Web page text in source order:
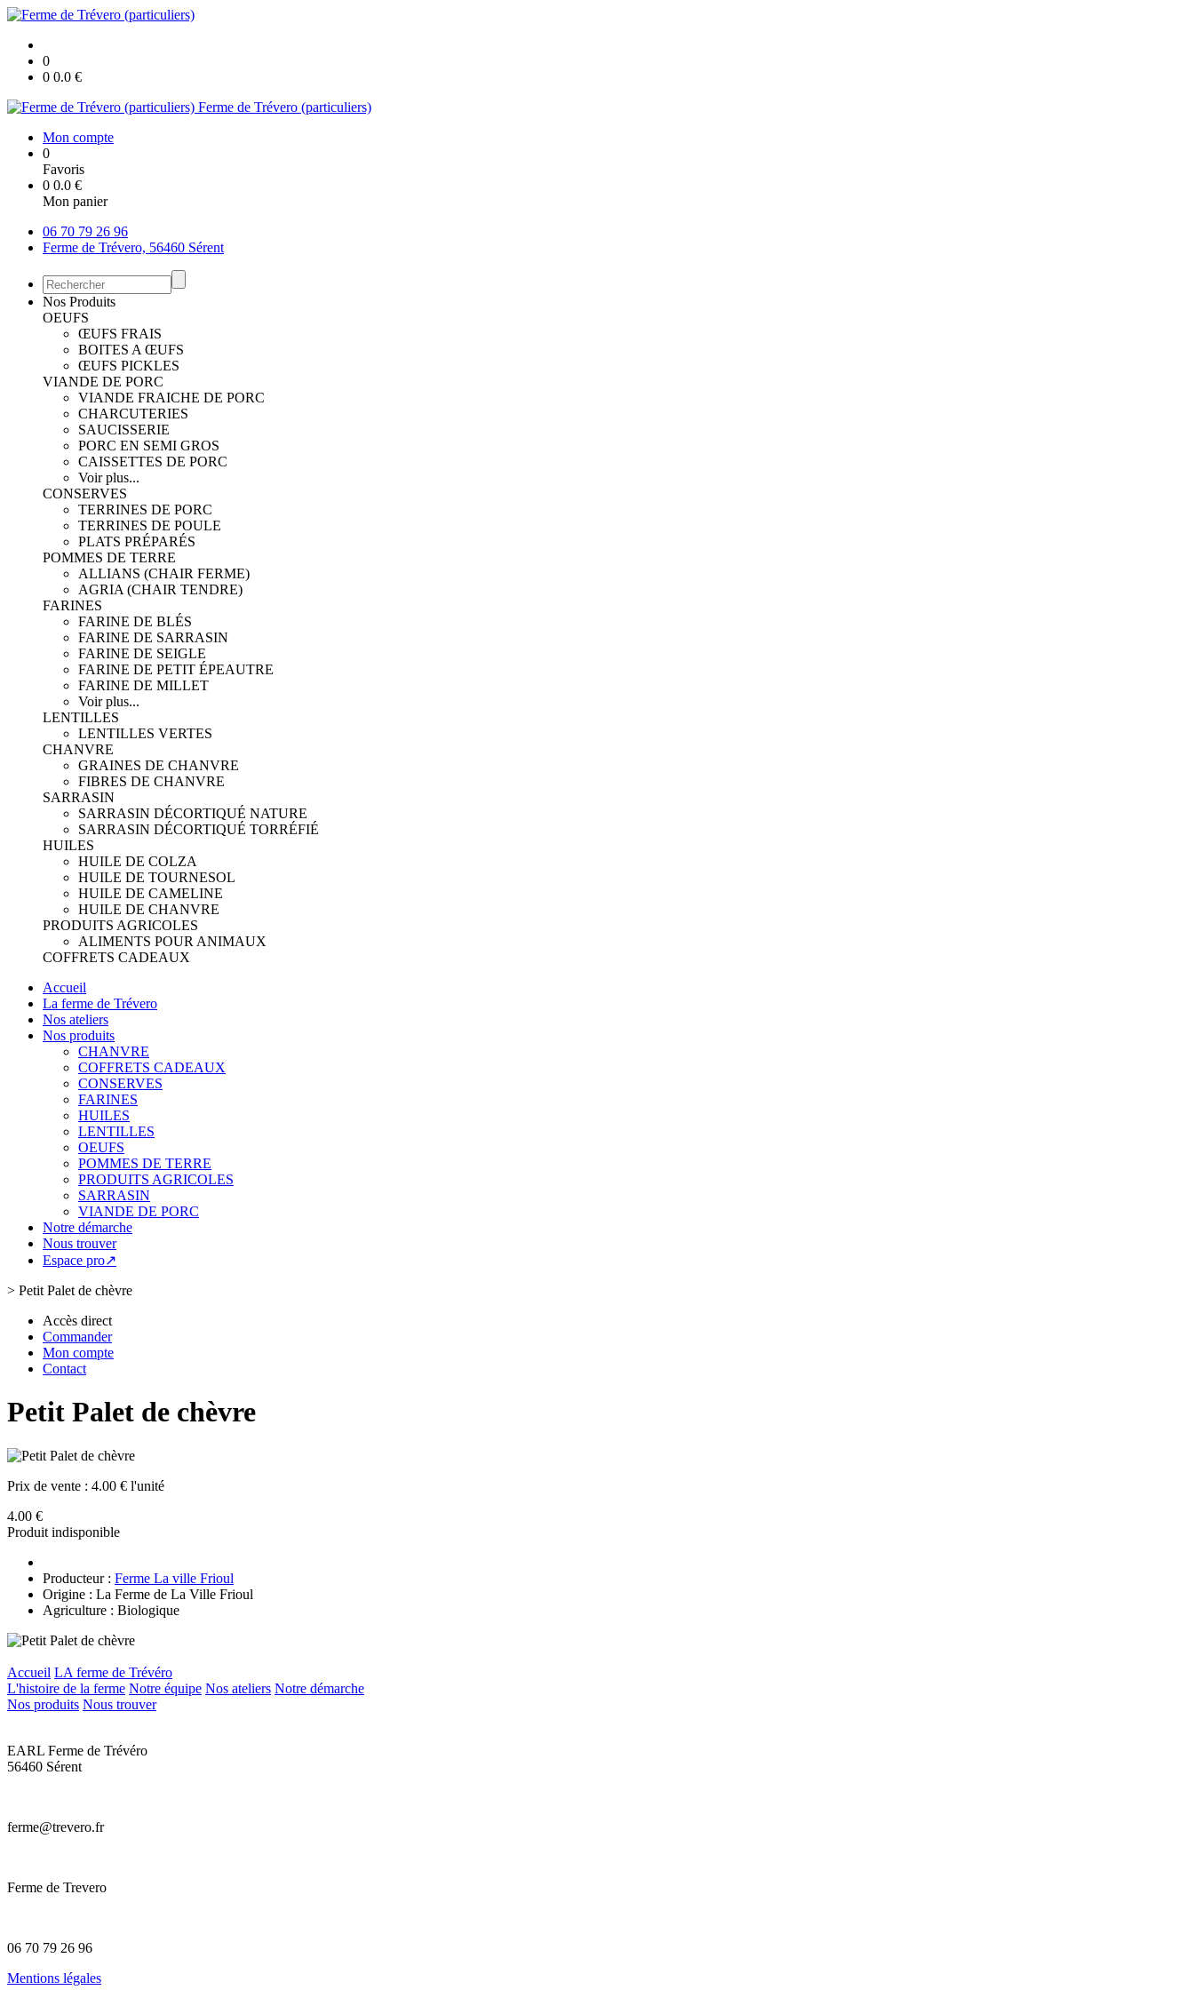
0
0 0.0 €
Ferme de Trévero (particuliers)
Mon compte
0
Favoris
0 0.0 €
Mon panier
06 70 79 26 96
Ferme de Trévero, 56460 Sérent
Nos Produits
OEUFS
ŒUFS FRAIS
BOITES A ŒUFS
ŒUFS PICKLES
VIANDE DE PORC
VIANDE FRAICHE DE PORC
CHARCUTERIES
SAUCISSERIE
PORC EN SEMI GROS
CAISSETTES DE PORC
Voir plus...
CONSERVES
TERRINES DE PORC
TERRINES DE POULE
PLATS PRÉPARÉS
POMMES DE TERRE
ALLIANS (CHAIR FERME)
AGRIA (CHAIR TENDRE)
FARINES
FARINE DE BLÉS
FARINE DE SARRASIN
FARINE DE SEIGLE
FARINE DE PETIT ÉPEAUTRE
FARINE DE MILLET
Voir plus...
LENTILLES
LENTILLES VERTES
CHANVRE
GRAINES DE CHANVRE
FIBRES DE CHANVRE
SARRASIN
SARRASIN DÉCORTIQUÉ NATURE
SARRASIN DÉCORTIQUÉ TORRÉFIÉ
HUILES
HUILE DE COLZA
HUILE DE TOURNESOL
HUILE DE CAMELINE
HUILE DE CHANVRE
PRODUITS AGRICOLES
ALIMENTS POUR ANIMAUX
COFFRETS CADEAUX
Accueil
La ferme de Trévero
Nos ateliers
Nos produits
CHANVRE
COFFRETS CADEAUX
CONSERVES
FARINES
HUILES
LENTILLES
OEUFS
POMMES DE TERRE
PRODUITS AGRICOLES
SARRASIN
VIANDE DE PORC
Notre démarche
Nous trouver
Espace pro↗
> Petit Palet de chèvre
Accès direct
Commander
Mon compte
Contact
Petit Palet de chèvre
Prix de vente : 4.00 € l'unité
4.00 €
Produit indisponible
Producteur : Ferme La ville Frioul
Origine : La Ferme de La Ville Frioul
Agriculture : Biologique
Accueil LA ferme de Trévéro
L'histoire de la ferme Notre équipe Nos ateliers Notre démarche
Nos produits Nous trouver
EARL Ferme de Trévéro
56460 Sérent
ferme@trevero.fr
Ferme de Trevero
06 70 79 26 96
Mentions légales